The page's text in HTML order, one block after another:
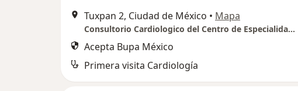
Tuxpan 2, Ciudad de México • Mapa
Consultorio Cardiologico del Centro de Especialidades Medicas (CEM) piso #10
Acepta Bupa México
Primera visita Cardiología